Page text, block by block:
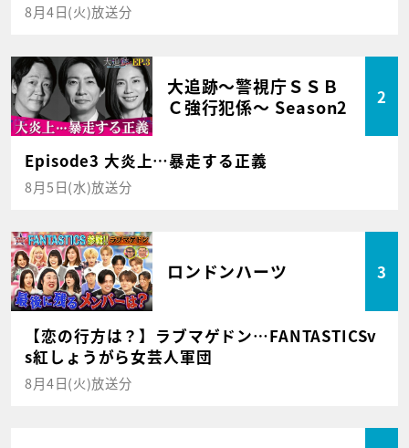
8月4日(火)放送分
大追跡～警視庁ＳＳＢ
Ｃ強行犯係～ Season2
2
Episode3 大炎上…暴走する正義
8月5日(水)放送分
ロンドンハーツ 3
【恋の行方は？】ラブマゲドン…FANTASTICSv
s紅しょうがら女芸人軍団
8月4日(火)放送分